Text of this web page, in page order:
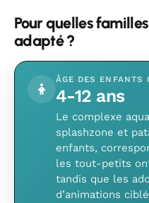
Pour quelles
adapté ?
ÂGE DES ENFANTS
4-12 ans
Le complexe
splashzone et
enfants,
les tout-petits
tandis que les
d’animations